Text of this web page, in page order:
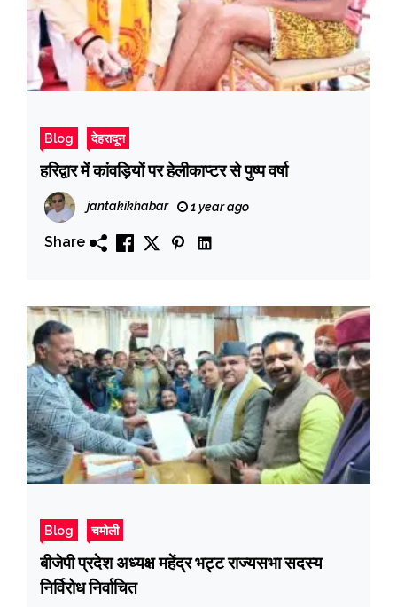
Blog देहरादून
हरिद्वार में कांवड़ियों पर हेलीकाप्टर से पुष्प वर्षा
jantakikhabar 1 year ago
Share
Blog चमोली
बीजेपी प्रदेश अध्यक्ष महेंद्र भट्ट राज्यसभा सदस्य
निर्विरोध निर्वाचित